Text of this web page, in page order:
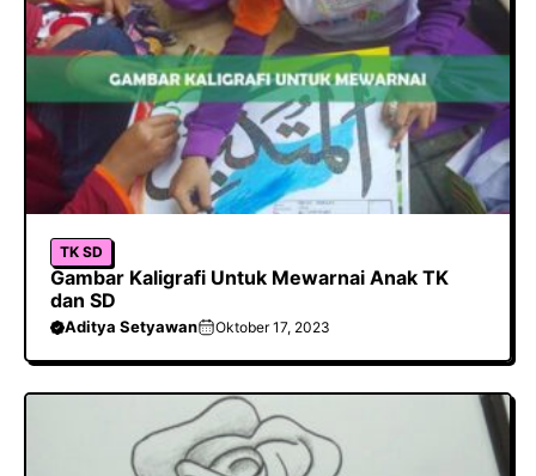
TK SD
Gambar Kaligrafi Untuk Mewarnai Anak TK
dan SD
Aditya Setyawan Oktober 17, 2023